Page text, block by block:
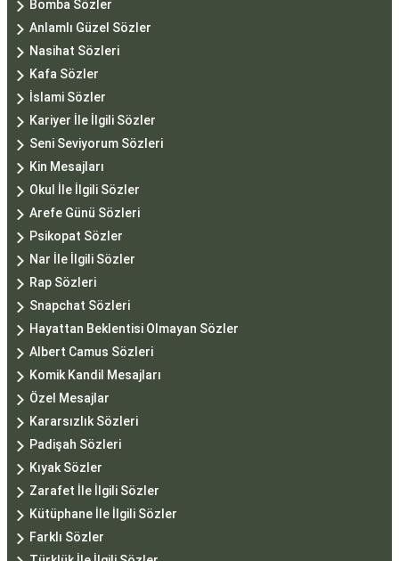
Bomba Sözler
Anlamlı Güzel Sözler
Nasihat Sözleri
Kafa Sözler
İslami Sözler
Kariyer İle İlgili Sözler
Seni Seviyorum Sözleri
Kin Mesajları
Okul İle İlgili Sözler
Arefe Günü Sözleri
Psikopat Sözler
Nar İle İlgili Sözler
Rap Sözleri
Snapchat Sözleri
Hayattan Beklentisi Olmayan Sözler
Albert Camus Sözleri
Komik Kandil Mesajları
Özel Mesajlar
Kararsızlık Sözleri
Padişah Sözleri
Kıyak Sözler
Zarafet İle İlgili Sözler
Kütüphane İle İlgili Sözler
Farklı Sözler